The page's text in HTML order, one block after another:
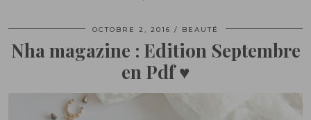
OCTOBRE 2, 2016 BEAUTÉ
Nha magazine : Edition Septembre
en Pdf ♥